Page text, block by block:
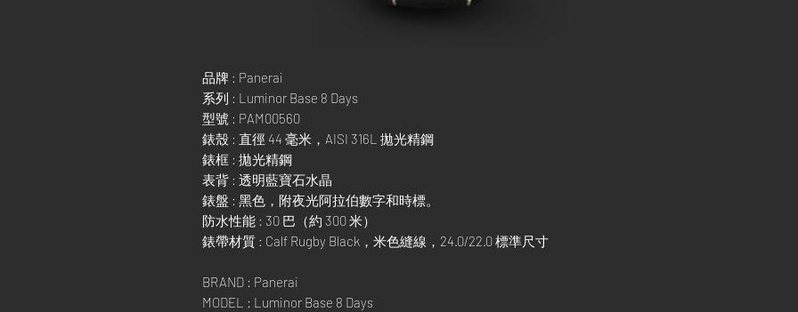
品牌 : Panerai
系列 : Luminor Base 8 Days
型號 : PAM00560
錶殼 : 直徑 44 毫米，AISI 316L 拋光精鋼
錶框 : 拋光精鋼
表背 : 透明藍寶石水晶
錶盤 : 黑色，附夜光阿拉伯數字和時標。
防水性能 : 30 巴（約 300 米）
錶帶材質 : Calf Rugby Black，米色縫線，24.0/22.0 標準尺寸
BRAND : Panerai
MODEL : Luminor Base 8 Days